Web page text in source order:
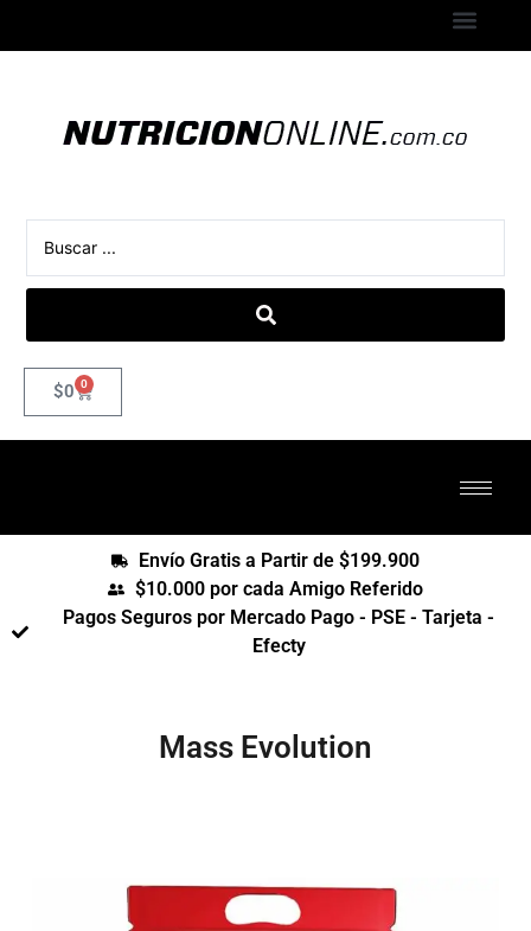
$0 0
Envío Gratis a Partir de $199.900
$10.000 por cada Amigo Referido
Pagos Seguros por Mercado Pago - PSE - Tarjeta -
Efecty
Mass Evolution